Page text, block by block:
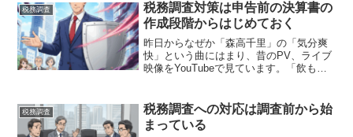
税務調査
税務調査対策は申告前の決算書の
作成段階からはじめておく
昨日からなぜか「森高千里」の「気分爽
快」という曲にはまり、昔のPV、ライブ
映像をYouTubeで見ています。「飲も
真似をして一緒に踊ってくれました(笑)そ
の時代の「森...
税務調査
税務調査への対応は調査前から始
まっている